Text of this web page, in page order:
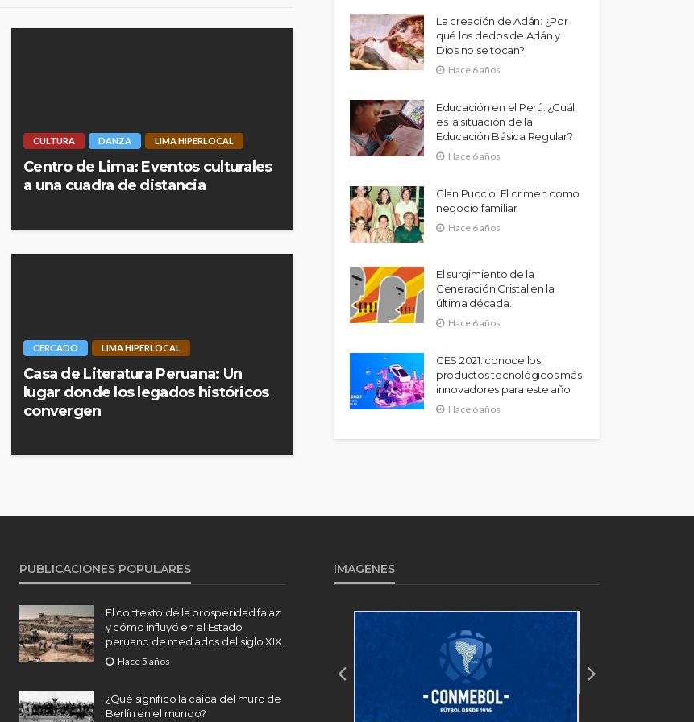
CULTURA DANZA LIMA HIPERLOCAL
Centro de Lima: Eventos culturales
a una cuadra de distancia
CERCADO LIMA HIPERLOCAL
Casa de Literatura Peruana: Un
lugar donde los legados históricos
convergen
La creación de Adán: ¿Por
qué los dedos de Adán y
Dios no se tocan?
Hace 6 años
Educación en el Perú: ¿Cuál
es la situación de la
Educación Básica Regular?
Hace 6 años
Clan Puccio: El crimen como
negocio familiar
Hace 6 años
El surgimiento de la
Generación Cristal en la
última década.
Hace 6 años
CES 2021: conoce los
productos tecnológicos más
innovadores para este año
Hace 6 años
PUBLICACIONES POPULARES
El contexto de la prosperidad falaz
y cómo influyó en el Estado
peruano de mediados del siglo XIX.
Hace 5 años
¿Qué significo la caída del muro de
Berlín en el mundo?
IMAGENES